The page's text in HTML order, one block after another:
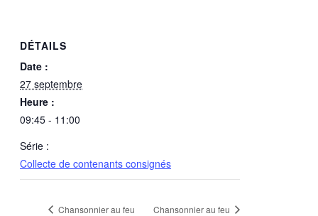
DÉTAILS
Date :
27 septembre
Heure :
09:45 - 11:00
Série :
Collecte de contenants consignés
Chansonnier au feu Chansonnier au feu